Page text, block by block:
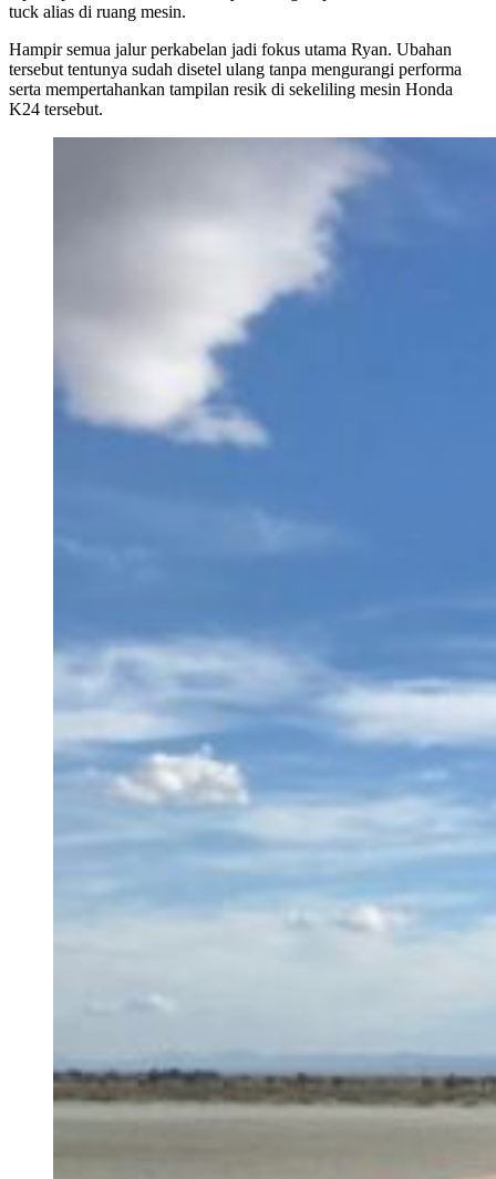
tuck alias di ruang mesin.
Hampir semua jalur perkabelan jadi fokus utama Ryan. Ubahan
tersebut tentunya sudah disetel ulang tanpa mengurangi performa
serta mempertahankan tampilan resik di sekeliling mesin Honda
K24 tersebut.